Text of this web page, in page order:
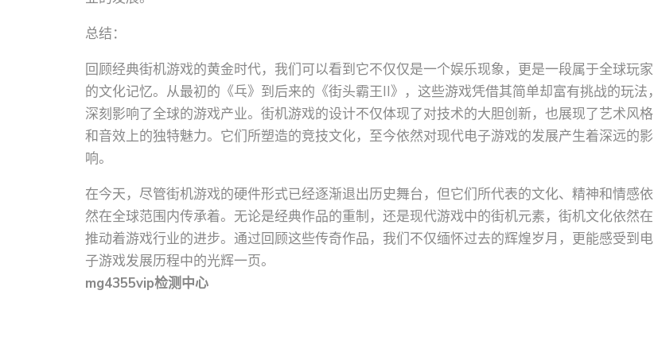
总结：
回顾经典街机游戏的黄金时代，我们可以看到它不仅仅是一个娱乐现象，更是一段属于全球玩家
的文化记忆。从最初的《乓》到后来的《街头霸王II》，这些游戏凭借其简单却富有挑战的玩法，
深刻影响了全球的游戏产业。街机游戏的设计不仅体现了对技术的大胆创新，也展现了艺术风格
和音效上的独特魅力。它们所塑造的竞技文化，至今依然对现代电子游戏的发展产生着深远的影
响。
在今天，尽管街机游戏的硬件形式已经逐渐退出历史舞台，但它们所代表的文化、精神和情感依
然在全球范围内传承着。无论是经典作品的重制，还是现代游戏中的街机元素，街机文化依然在
推动着游戏行业的进步。通过回顾这些传奇作品，我们不仅缅怀过去的辉煌岁月，更能感受到电
子游戏发展历程中的光辉一页。
mg4355vip检测中心